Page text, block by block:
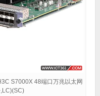
S7000X 48端口万兆以太网